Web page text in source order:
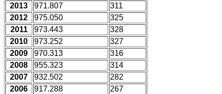
2013
971.807
311
2012
975.050
325
2011
973.443
328
2010
973.252
327
2009
970.313
316
2008
955.323
314
2007
932.502
282
2006
917.288
267